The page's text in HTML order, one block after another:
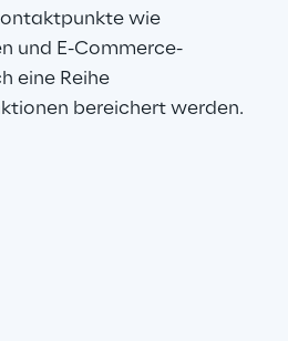
wie
und E-Commerce-
eine Reihe
bereichert werden.